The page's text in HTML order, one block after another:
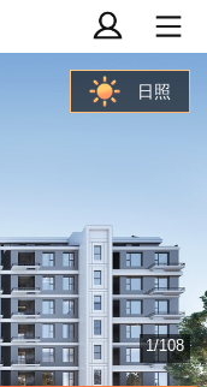
日照
1/108